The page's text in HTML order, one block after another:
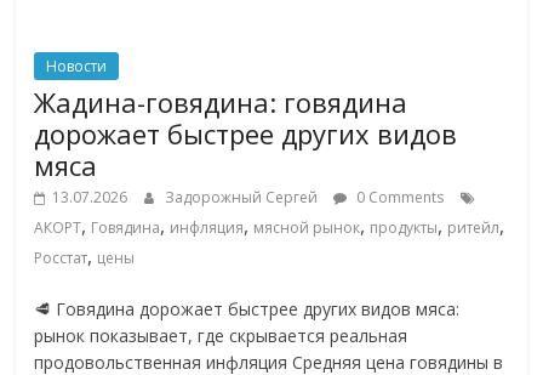
Сеть
меняет
жизнь
людей
обсудить
эти
изменения
читателем.
Новости
Жадина-говядина: говядина
дорожает быстрее других видов
мяса
13.07.2026 Задорожный Сергей
0 Comments
АКОРТ, Говядина, инфляция, мясной рынок, продукты, ритейл,
Росстат, цены
🥩 Говядина дорожает быстрее других видов мяса:
рынок показывает, где скрывается реальная
продовольственная инфляция Средняя цена говядины в